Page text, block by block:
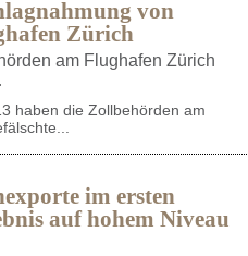
von
Zürich
am Flughafen Zürich
haben die Zollbehörden am
im ersten
auf hohem Niveau